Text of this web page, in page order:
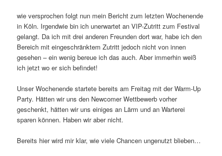
wie versprochen folgt nun mein Bericht zum letzten Wochenende
in Köln. Irgendwie bin ich unerwartet an VIP-Zutritt zum Festival
gelangt. Da ich mit drei anderen Freunden dort war, habe ich den
Bereich mit eingeschränktem Zutritt jedoch nicht von innen
gesehen – ein wenig bereue ich das auch. Aber immerhin weiß
ich jetzt wo er sich befindet!
Unser Wochenende startete bereits am Freitag mit der Warm-Up
Party. Hätten wir uns den Newcomer Wettbewerb vorher
geschenkt, hätten wir uns einiges an Lärm und an Warterei
sparen können. Haben wir aber nicht.
Bereits hier wird mir klar, wie viele Chancen ungenutzt blieben…